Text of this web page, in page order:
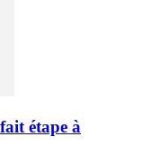
étape à